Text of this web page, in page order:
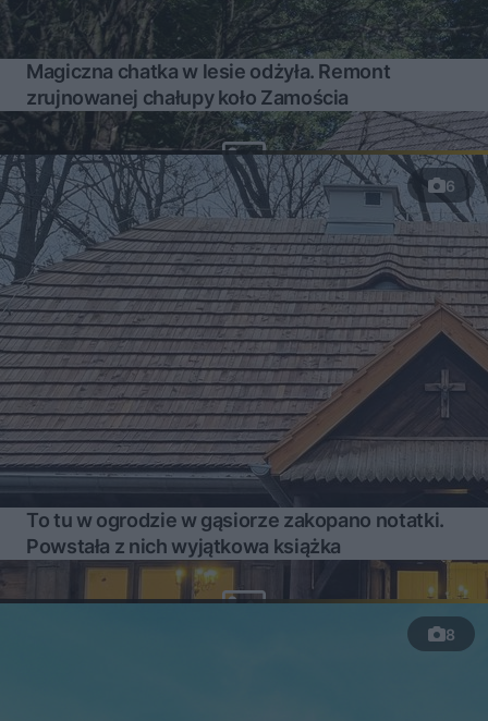
Magiczna chatka w lesie odżyła. Remont
zrujnowanej chałupy koło Zamościa
6
To tu w ogrodzie w gąsiorze zakopano notatki.
Powstała z nich wyjątkowa książka
8